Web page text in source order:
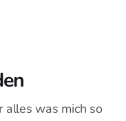
alles was mich so